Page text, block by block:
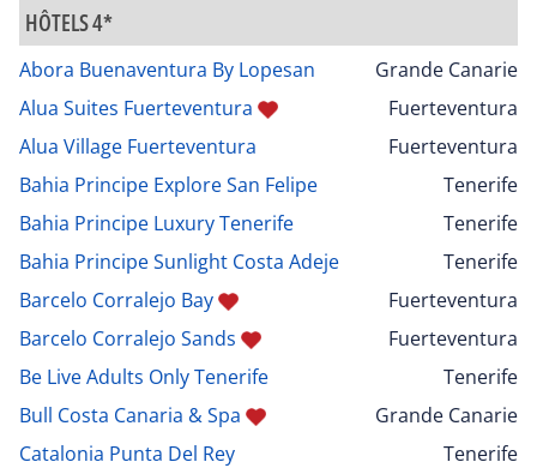
HÔTELS 4*
Abora Buenaventura By Lopesan
Grande Canarie
Alua Suites Fuerteventura
Fuerteventura
Alua Village Fuerteventura
Fuerteventura
Bahia Principe Explore San Felipe
Tenerife
Bahia Principe Luxury Tenerife
Tenerife
Bahia Principe Sunlight Costa Adeje
Tenerife
Barcelo Corralejo Bay
Fuerteventura
Barcelo Corralejo Sands
Fuerteventura
Be Live Adults Only Tenerife
Tenerife
Bull Costa Canaria & Spa
Grande Canarie
Catalonia Punta Del Rey
Tenerife